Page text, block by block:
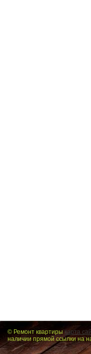
© Ремонт квартирыкарта
наличии прямой ссылки на